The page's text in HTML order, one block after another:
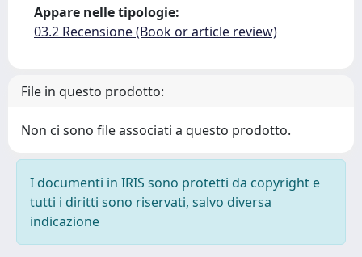
Appare nelle tipologie:
03.2 Recensione (Book or article review)
File in questo prodotto:
Non ci sono file associati a questo prodotto.
I documenti in IRIS sono protetti da copyright e
tutti i diritti sono riservati, salvo diversa
indicazione